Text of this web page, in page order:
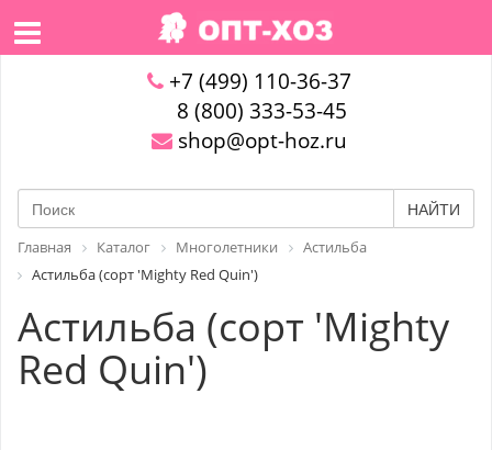
+7 (499) 110-36-37
8 (800) 333-53-45
shop@opt-hoz.ru
НАЙТИ
Главная Каталог Многолетники
Астильба
Астильба (сорт 'Mighty Red Quin')
Астильба (сорт 'Mighty
Red Quin')